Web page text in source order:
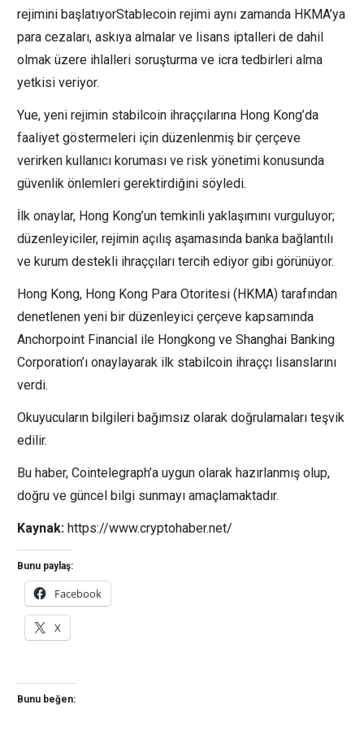
rejimini başlatıyorStablecoin rejimi aynı zamanda HKMA’ya
para cezaları, askıya almalar ve lisans iptalleri de dahil
olmak üzere ihlalleri soruşturma ve icra tedbirleri alma
yetkisi veriyor.
Yue, yeni rejimin stabilcoin ihraççılarına Hong Kong’da
faaliyet göstermeleri için düzenlenmiş bir çerçeve
verirken kullanıcı koruması ve risk yönetimi konusunda
güvenlik önlemleri gerektirdiğini söyledi.
İlk onaylar, Hong Kong’un temkinli yaklaşımını vurguluyor;
düzenleyiciler, rejimin açılış aşamasında banka bağlantılı
ve kurum destekli ihraççıları tercih ediyor gibi görünüyor.
Hong Kong, Hong Kong Para Otoritesi (HKMA) tarafından
denetlenen yeni bir düzenleyici çerçeve kapsamında
Anchorpoint Financial ile Hongkong ve Shanghai Banking
Corporation’ı onaylayarak ilk stabilcoin ihraççı lisanslarını
verdi.
Okuyucuların bilgileri bağımsız olarak doğrulamaları teşvik
edilir.
Bu haber, Cointelegraph’a uygun olarak hazırlanmış olup,
doğru ve güncel bilgi sunmayı amaçlamaktadır.
Kaynak: https://www.cryptohaber.net/
Bunu paylaş:
Facebook
X
Bunu beğen: